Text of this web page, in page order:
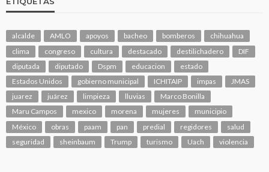
alcalde AMLO apoyos bacheo bomberos
chihuahua
clima
congreso cultura destacado destilichadero
DIF
diputada
diputado Dspm educacion
estado
Estados Unidos
gobierno municipal ICHITAIP impas
JMAS
juarez
juárez limpieza lluvias
Marco Bonilla
Maru Campos
mexico morena mujeres
municipio
México
obras paam pan predial regidores
salud
seguridad
sheinbaum Trump turismo Uach violencia